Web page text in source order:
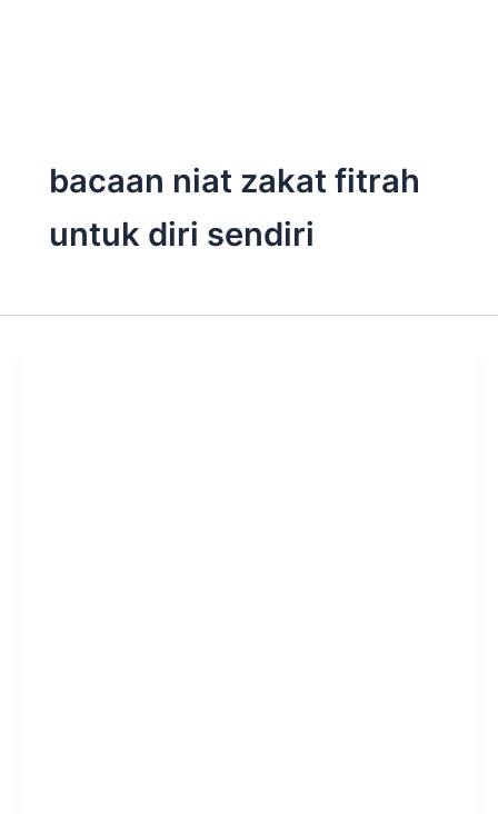
bacaan niat zakat fitrah
untuk diri sendiri